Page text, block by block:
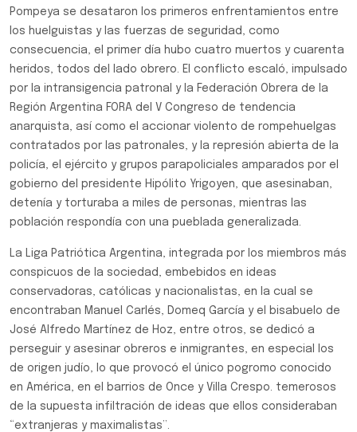
Pompeya se desataron los primeros enfrentamientos entre
los huelguistas y las fuerzas de seguridad, como
consecuencia, el primer día hubo cuatro muertos y cuarenta
heridos, todos del lado obrero. El conflicto escaló, impulsado
por la intransigencia patronal y la Federación Obrera de la
Región Argentina FORA del V Congreso de tendencia
anarquista, así como el accionar violento de rompehuelgas
contratados por las patronales, y la represión abierta de la
policía, el ejército y grupos parapoliciales amparados por el
gobierno del presidente Hipólito Yrigoyen, que asesinaban,
detenía y torturaba a miles de personas, mientras las
población respondía con una pueblada generalizada.
La Liga Patriótica Argentina, integrada por los miembros más
conspicuos de la sociedad, embebidos en ideas
conservadoras, católicas y nacionalistas, en la cual se
encontraban Manuel Carlés, Domeq García y el bisabuelo de
José Alfredo Martínez de Hoz, entre otros, se dedicó a
perseguir y asesinar obreros e inmigrantes, en especial los
de origen judío, lo que provocó el único pogromo conocido
en América, en el barrios de Once y Villa Crespo. temerosos
de la supuesta infiltración de ideas que ellos consideraban
“extranjeras y maximalistas”.